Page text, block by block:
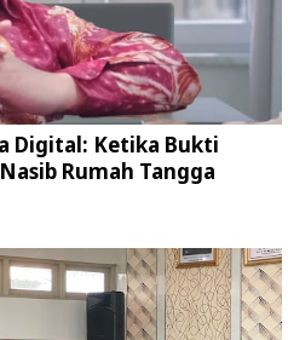
Digital: Ketika Bukti
Rumah Tangga